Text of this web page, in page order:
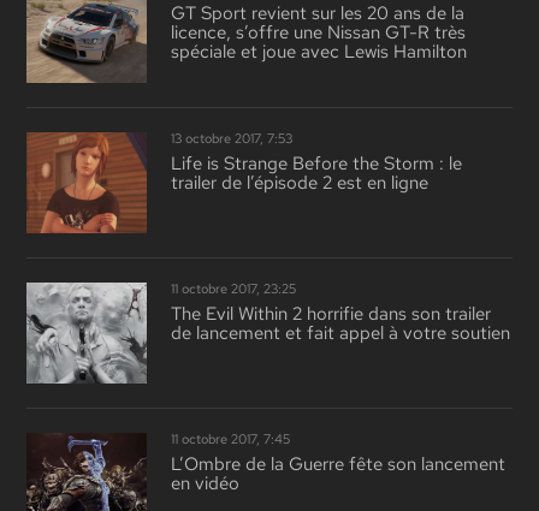
GT Sport revient sur les 20 ans de la
licence, s’offre une Nissan GT-R très
spéciale et joue avec Lewis Hamilton
13 octobre 2017, 7:53
Life is Strange Before the Storm : le
trailer de l’épisode 2 est en ligne
11 octobre 2017, 23:25
The Evil Within 2 horrifie dans son trailer
de lancement et fait appel à votre soutien
11 octobre 2017, 7:45
L’Ombre de la Guerre fête son lancement
en vidéo